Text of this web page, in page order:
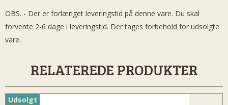
OBS. - Der er forlænget leveringstid på denne vare. Du skal
forvente 2-6 dage i leveringstid. Der tages forbehold for udsolgte
vare.
RELATEREDE PRODUKTER
Udsolgt